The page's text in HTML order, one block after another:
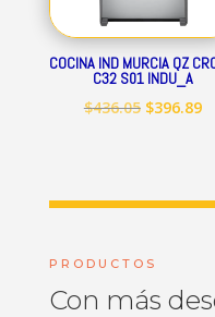
COCINA IND MURCIA QZ
C32 S01 INDU_A
$436.05 El
$396.89El
PRODUCTOS
Con más